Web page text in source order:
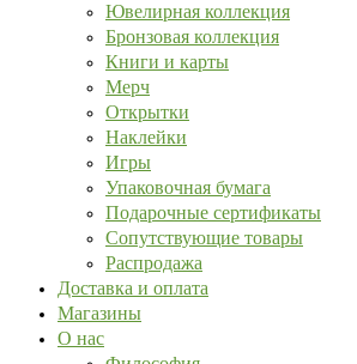
Ювелирная коллекция
Бронзовая коллекция
Книги и карты
Мерч
Открытки
Наклейки
Игры
Упаковочная бумага
Подарочные сертификаты
Сопутствующие товары
Распродажа
Доставка и оплата
Магазины
О нас